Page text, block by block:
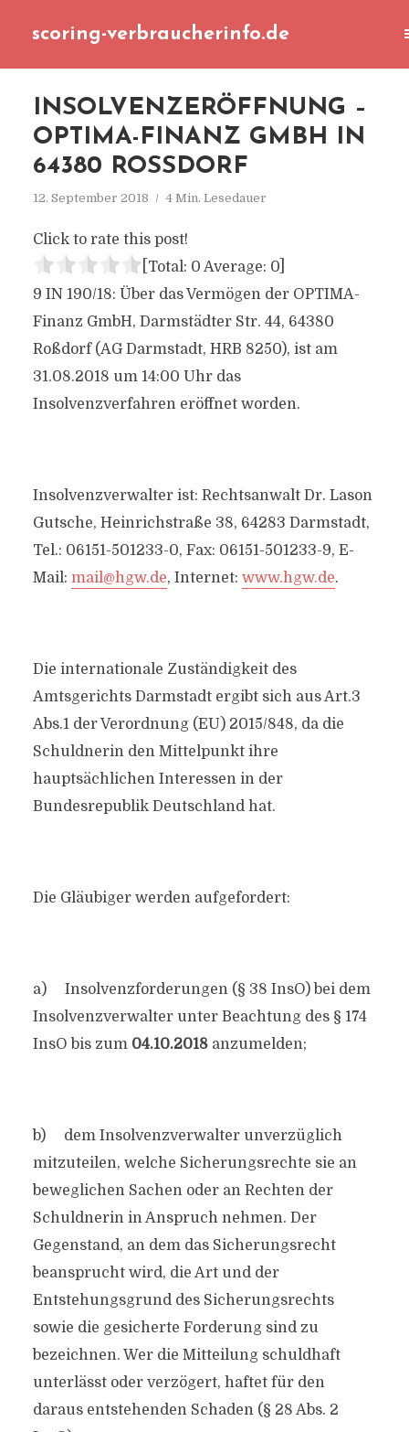
scoring-verbraucherinfo.de
INSOLVENZERÖFFNUNG –
OPTIMA-FINANZ GMBH IN
64380 ROSSDORF
12. September 2018 4 Min. Lesedauer
Click to rate this post!
[Total: 0 Average: 0]
9 IN 190/18: Über das Vermögen der OPTIMA-
Finanz GmbH, Darmstädter Str. 44, 64380
Roßdorf (AG Darmstadt, HRB 8250), ist am
31.08.2018 um 14:00 Uhr das
Insolvenzverfahren eröffnet worden.
Insolvenzverwalter ist: Rechtsanwalt Dr. Lason
Gutsche, Heinrichstraße 38, 64283 Darmstadt,
Tel.: 06151-501233-0, Fax: 06151-501233-9, E-
Mail: mail@hgw.de, Internet: www.hgw.de.
Die internationale Zuständigkeit des
Amtsgerichts Darmstadt ergibt sich aus Art.3
Abs.1 der Verordnung (EU) 2015/848, da die
Schuldnerin den Mittelpunkt ihre
hauptsächlichen Interessen in der
Bundesrepublik Deutschland hat.
Die Gläubiger werden aufgefordert:
a) Insolvenzforderungen (§ 38 InsO) bei dem
Insolvenzverwalter unter Beachtung des § 174
InsO bis zum 04.10.2018 anzumelden;
b) dem Insolvenzverwalter unverzüglich
mitzuteilen, welche Sicherungsrechte sie an
beweglichen Sachen oder an Rechten der
Schuldnerin in Anspruch nehmen. Der
Gegenstand, an dem das Sicherungsrecht
beansprucht wird, die Art und der
Entstehungsgrund des Sicherungsrechts
sowie die gesicherte Forderung sind zu
bezeichnen. Wer die Mitteilung schuldhaft
unterlässt oder verzögert, haftet für den
daraus entstehenden Schaden (§ 28 Abs. 2